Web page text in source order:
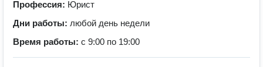
Профессия: Юрист
Дни работы: любой день недели
Время работы: с 9:00 по 19:00